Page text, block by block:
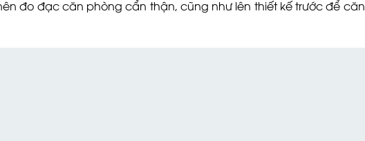
đo đạc căn phòng cẩn thận, cũng như lên thiết kế trước để căn